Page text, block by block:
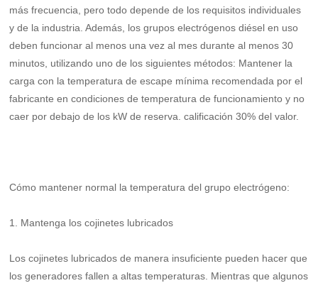
Feria
Proyectos
Contacto
Contacto
Descargar
más frecuencia, pero todo depende de los requisitos individuales
y de la industria. Además, los grupos electrógenos diésel en uso
deben funcionar al menos una vez al mes durante al menos 30
minutos, utilizando uno de los siguientes métodos: Mantener la
carga con la temperatura de escape mínima recomendada por el
fabricante en condiciones de temperatura de funcionamiento y no
caer por debajo de los kW de reserva. calificación 30% del valor.
Cómo mantener normal la temperatura del grupo electrógeno:
1. Mantenga los cojinetes lubricados
Los cojinetes lubricados de manera insuficiente pueden hacer que
los generadores fallen a altas temperaturas. Mientras que algunos